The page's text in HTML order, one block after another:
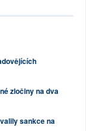
zločiny na dva
sankce na